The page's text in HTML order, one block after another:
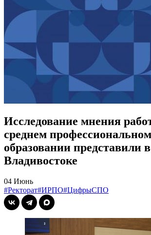
Исследование мнения
среднем профессиональном
образовании представили
Владивостоке
04 Июнь
#Ректорат#ИРПО#ЦифрыСПО